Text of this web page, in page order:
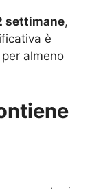
settimane,
è
almeno